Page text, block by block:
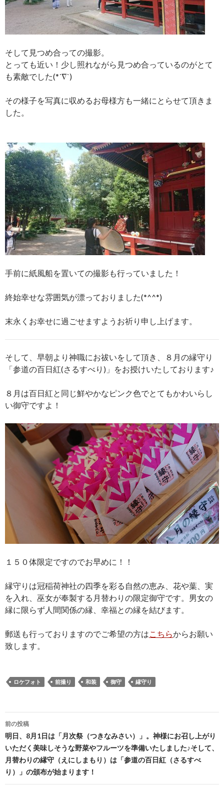
そして見つめ合っての撮影。
とっても近い！少し照れながら見つめ合っているのがとて
も素敵でした(*´∇`)
その様子を写真に収めるお母様方も一緒にとらせて頂きま
した。
手前に紙風船を置いての撮影も行っていました！
終始幸せな雰囲気が漂っておりました(*^^*)
末永くお幸せに過ごせますようお祈り申し上げます。
そして、早朝より神職にお祓いをして頂き、８月の縁守り
「参道の百日紅(さるすべり)」をお授けいたしております♪
８月は百日紅と同じ鮮やかなピンク色でとてもかわいらし
い御守ですよ！
１５０体限定ですのでお早めに！！
縁守りは冠稲荷神社の四季を彩る自然の恵み、花や葉、実
を入れ、巫女が奉製する月替わりの限定御守です。男女の
縁に限らず人間関係の縁、幸福との縁を結びます。
郵送も行っておりますのでご希望の方はこちらからお願い
致します。
ロケフォト 前撮り 和装 御守 縁守り
投
稿
ナ
ビ
前の投稿
明日、8月1日は「月次祭（つきなみさい）」。神様にお召し上がり
いただく美味しそうな野菜やフルーツを準備いたしました♪そして、
月替わりの縁守（えにしまもり）は「参道の百日紅（さるすべ
り）」の頒布が始まります！